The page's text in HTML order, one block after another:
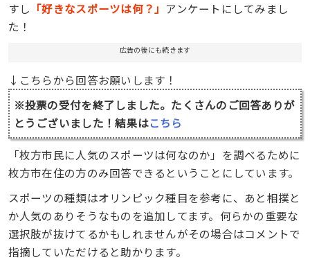
すし 「好きなスポーツは何？」 アンケートにしてみまし
た！
広告の後にも続きます
↓こちらから回答お願いします！
※投票の受付を終了しました。たくさんのご回答ありが
とうございました！結果はこちら
「枚方市民に人気のスポーツは何なのか」を調べるために
枚方市在住の方のみ回答できるということにしています。
スポーツの種類はオリンピック種目を参考に、あと相撲と
か人気のありそうなものを追加してます。何らかの重要な
選択肢が抜けてるかもしれませんがその場合はコメントで
指摘していただけると助かります。